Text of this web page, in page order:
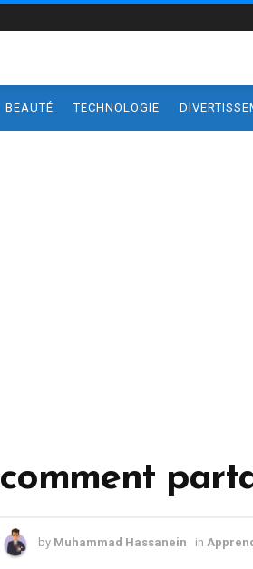
BEAUTÉ TECHNOLOGIE
comment
by Muhammad Hassanein in